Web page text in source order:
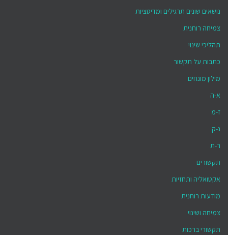
נושאים שונים תרגילים ומדיטציות
צמיחה רוחנית
תהליכי שינוי
כתבות על תקשור
מילון מונחים
א-ה
ז-מ
נ-ק
ר-ת
תקשורים
אקטואליה ותחזיות
מודעות רוחנית
צמיחה ושינוי
תקשורי ברכות